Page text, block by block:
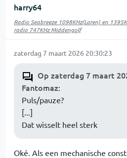
harry64
Radio Seabreeze 1098KHz(Laren) en
radio 747KHz Middengolf
zaterdag 7 maart 2026 20:30:23
Op zaterdag 7 maart
Fantomaz:
Puls/pauze?
[...]
Dat wisselt heel sterk
Oké. Als een mechanische